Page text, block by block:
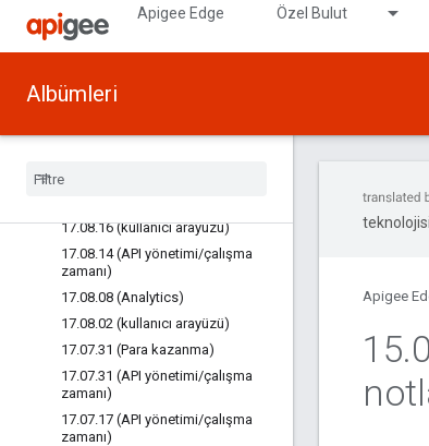
Apigee Edge Özel Bulut
Albümleri
17.11.06 (Kullanıcı Arayüzü)
17.10.11 (Kullanıcı Arayüzü)
zamanı)
17
17.08.16 (kullanıcı arayüzü)
17.08.14 (API yönetimi/çalışma
zamanı)
17.08.08 (Analytics)
17.08.02 (kullanıcı arayüzü)
17.07.31 (Para kazanma)
17.07.31 (API yönetimi/çalışma
zamanı)
17.07.17 (API yönetimi/çalışma
zamanı)
Apigee
15.